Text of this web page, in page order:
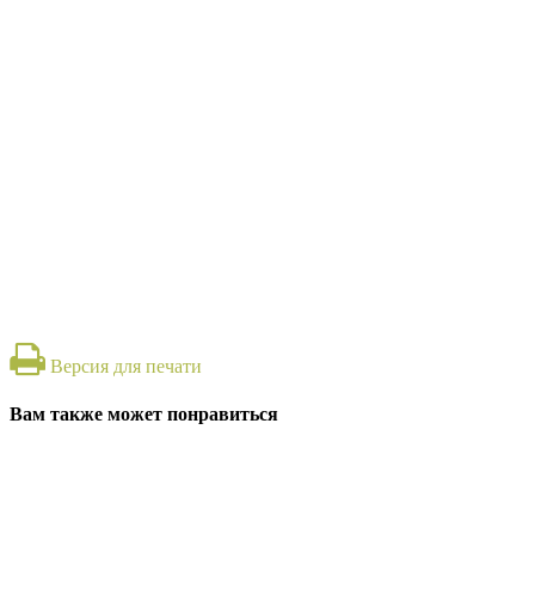
Версия для печати
Вам также может понравиться